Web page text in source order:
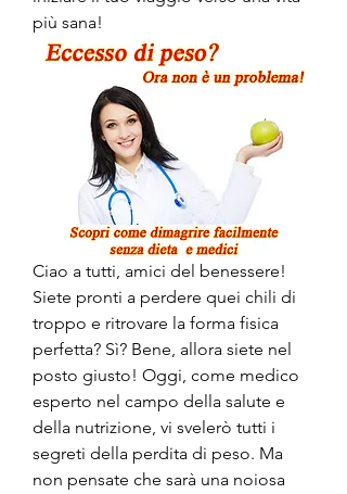
più sana!
Ciao a tutti, amici del benessere!
Siete pronti a perdere quei chili di
troppo e ritrovare la forma fisica
perfetta? Sì? Bene, allora siete nel
posto giusto! Oggi, come medico
esperto nel campo della salute e
della nutrizione, vi svelerò tutti i
segreti della perdita di peso. Ma
non pensate che sarà una noiosa